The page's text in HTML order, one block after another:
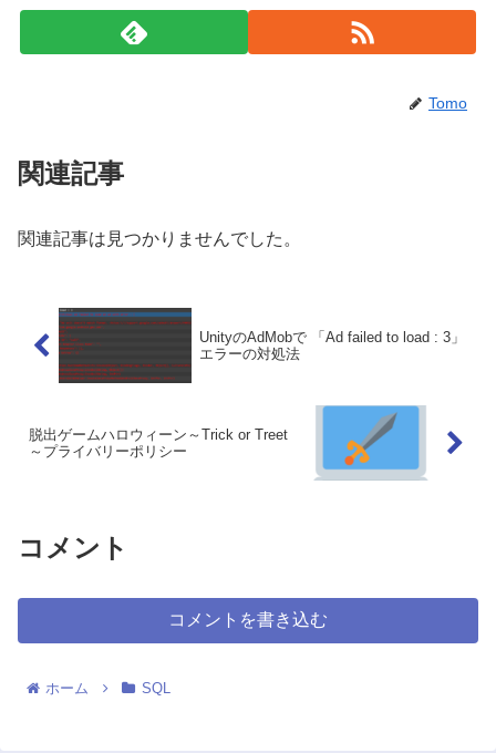
Tomo
関連記事
関連記事は見つかりませんでした。
UnityのAdMobで 「Ad failed to load : 3」
エラーの対処法
脱出ゲームハロウィーン～Trick or Treet
～プライバリーポリシー
コメント
コメントを書き込む
ホーム SQL